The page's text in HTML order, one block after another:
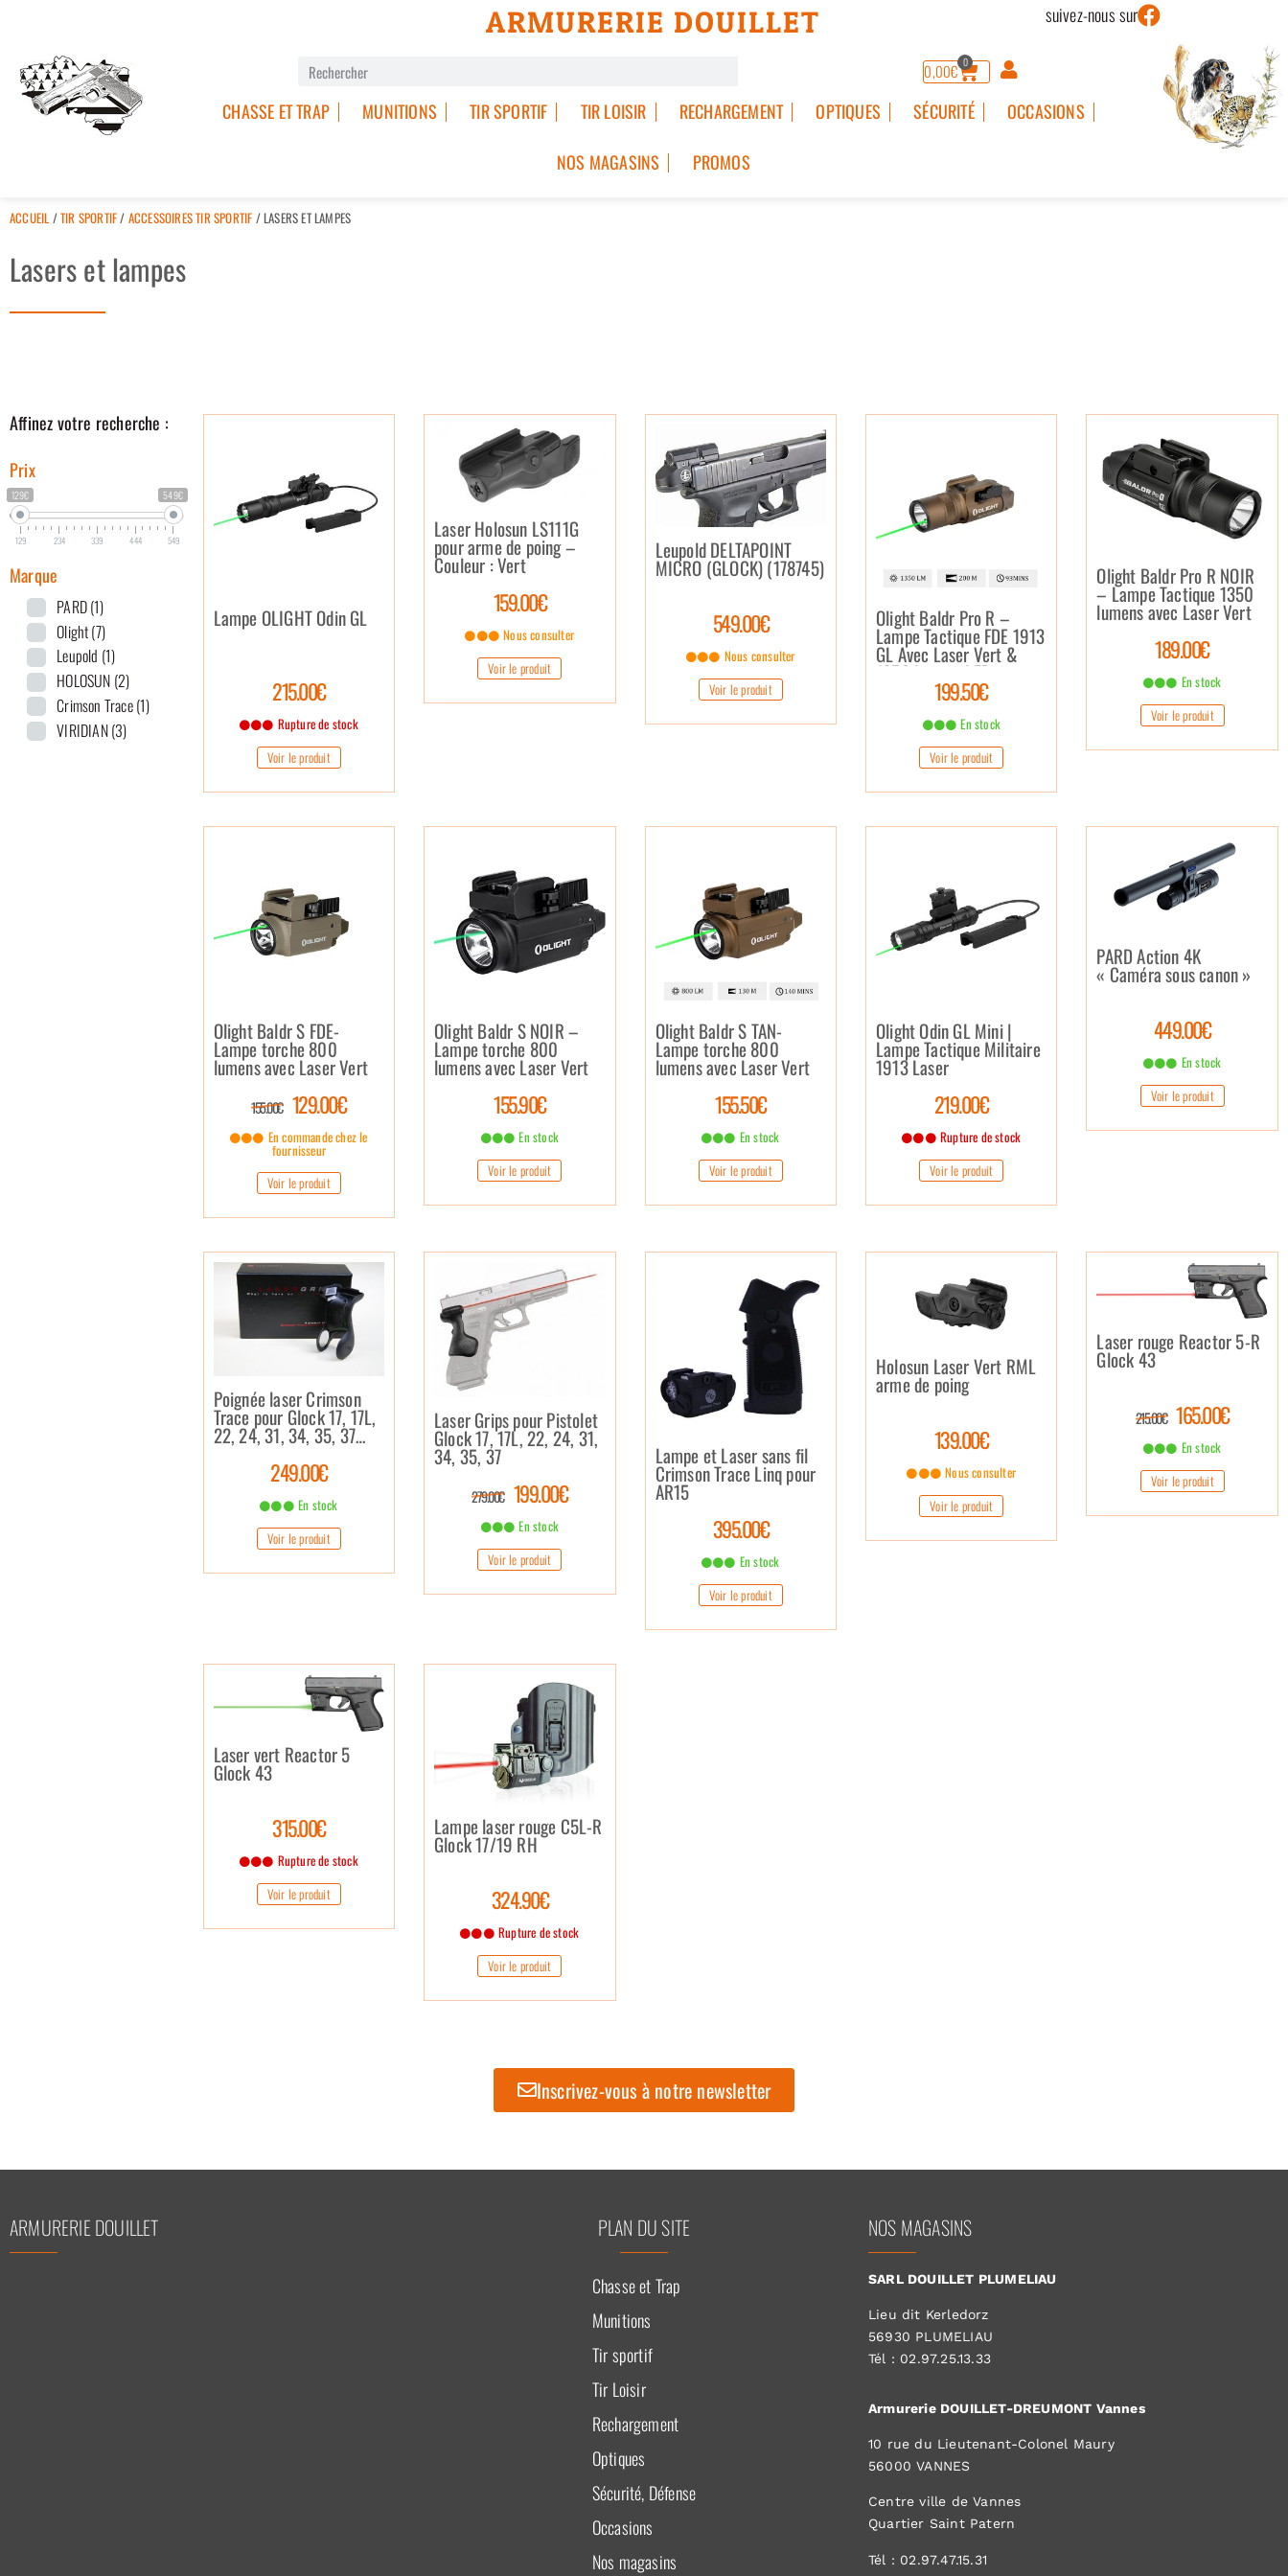
suivez-nous sur
ARMURERIE DOUILLET
0,00€ 0
CHASSE ET TRAP MUNITIONS TIR SPORTIF TIR LOISIR RECHARGEMENT OPTIQUES SÉCURITÉ OCCASIONS
NOS MAGASINS PROMOS
ACCUEIL /TIR SPORTIF/ ACCESSOIRES TIR SPORTIF / LASERS ET LAMPES
Lasers et lampes
Affinez votre recherche :
Prix
129€ 549€
129 234 339 444 549
Marque
PARD(1)
Olight(7)
Leupold (1)
HOLOSUN (2)
Crimson Trace(1)
VIRIDIAN(3)
Lampe OLIGHT Odin GL
215.00€
Rupture de stock
Voir le produit
Laser Holosun LS111G
pour arme de poing –
Couleur : Vert
159.00€
Nous consulter
Voir le produit
Leupold DELTAPOINT
MICRO (GLOCK) (178745)
549.00€
Nous consulter
Voir le produit
Olight Baldr Pro R –
Lampe Tactique FDE 1913
GL Avec Laser Vert &
1350 lumens LED
199.50€
En stock
Voir le produit
Olight Baldr Pro R NOIR
– Lampe Tactique 1350
lumens avec Laser Vert
189.00€
En stock
Voir le produit
Olight Baldr S FDE-
Lampe torche 800
lumens avec Laser Vert
155.00€ 129.00€
En commande chez le
fournisseur
Voir le produit
Olight Baldr S NOIR –
Lampe torche 800
lumens avec Laser Vert
155.90€
En stock
Voir le produit
Olight Baldr S TAN-
Lampe torche 800
lumens avec Laser Vert
155.50€
En stock
Voir le produit
Olight Odin GL Mini |
Lampe Tactique Militaire
1913 Laser
219.00€
Rupture de stock
Voir le produit
PARD Action 4K
« Caméra sous canon »
449.00€
En stock
Voir le produit
Poignée laser Crimson
Trace pour Glock 17, 17L,
22, 24, 31, 34, 35, 37…
249.00€
En stock
Voir le produit
Laser Grips pour Pistolet
Glock 17, 17L, 22, 24, 31,
34, 35, 37
279.00€ 199.00€
En stock
Voir le produit
Lampe et Laser sans fil
Crimson Trace Linq pour
AR15
395.00€
En stock
Voir le produit
Holosun Laser Vert RML
arme de poing
139.00€
Nous consulter
Voir le produit
Laser rouge Reactor 5-R
Glock 43
215.00€ 165.00€
En stock
Voir le produit
Laser vert Reactor 5
Glock 43
315.00€
Rupture de stock
Voir le produit
Lampe laser rouge C5L-R
Glock 17/19 RH
324.90€
Rupture de stock
Voir le produit
Inscrivez-vous à notre newsletter
ARMURERIE DOUILLET PLAN DU SITE
Chasse et Trap
Munitions
Tir sportif
Tir Loisir
Rechargement
Optiques
Sécurité, Défense
Occasions
Nos magasins
NOS MAGASINS
SARL DOUILLET PLUMELIAU
Lieu dit Kerledorz
56930 PLUMELIAU
Tél : 02.97.25.13.33
Armurerie DOUILLET-DREUMONT Vannes
10 rue du Lieutenant-Colonel Maury
56000 VANNES
Centre ville de Vannes
Quartier Saint Patern
Tél : 02.97.47.15.31